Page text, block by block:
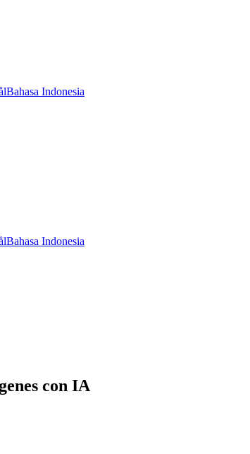
Bahasa Indonesia
Bahasa Indonesia
con IA